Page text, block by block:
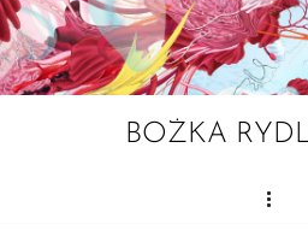
BOŻKA